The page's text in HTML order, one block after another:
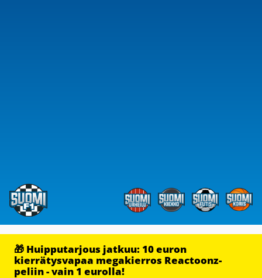
🎁 Huipputarjous jatkuu: 10 euron
kierrätysvapaa megakierros Reactoonz-
peliin - vain 1 eurolla!